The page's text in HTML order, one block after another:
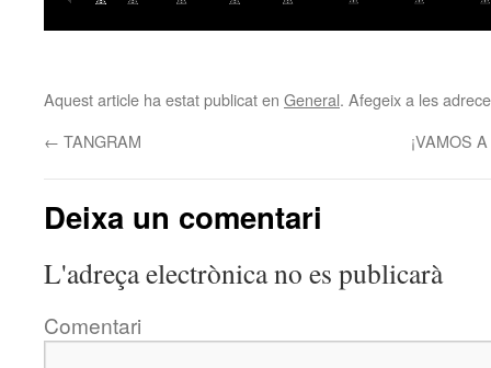
Aquest article ha estat publicat en General. Afegeix a les
← TANGRAM ¡VAMOS
Deixa un comentari
L'adreça electrònica no es publicarà
Comentari